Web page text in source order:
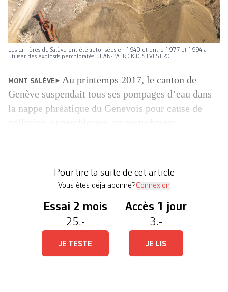
Les carrières du Salève ont été autorisées en 1940 et entre 1977 et 1994 à
utiliser des explosifs perchloratés. JEAN-PATRICK DI SILVESTRO
MONT SALÈVE
Au printemps 2017, le canton de
Genève suspendait tous ses pompages d’eau dans
la nappe phréatique du Genevois pour cause de
Des analyses de l’eau de la […]
Pour lire la suite de cet article
Vous êtes déjà abonné?Connexion
Essai 2 mois
25.-
JE TESTE
Accès 1 jour
3.-
JE LIS